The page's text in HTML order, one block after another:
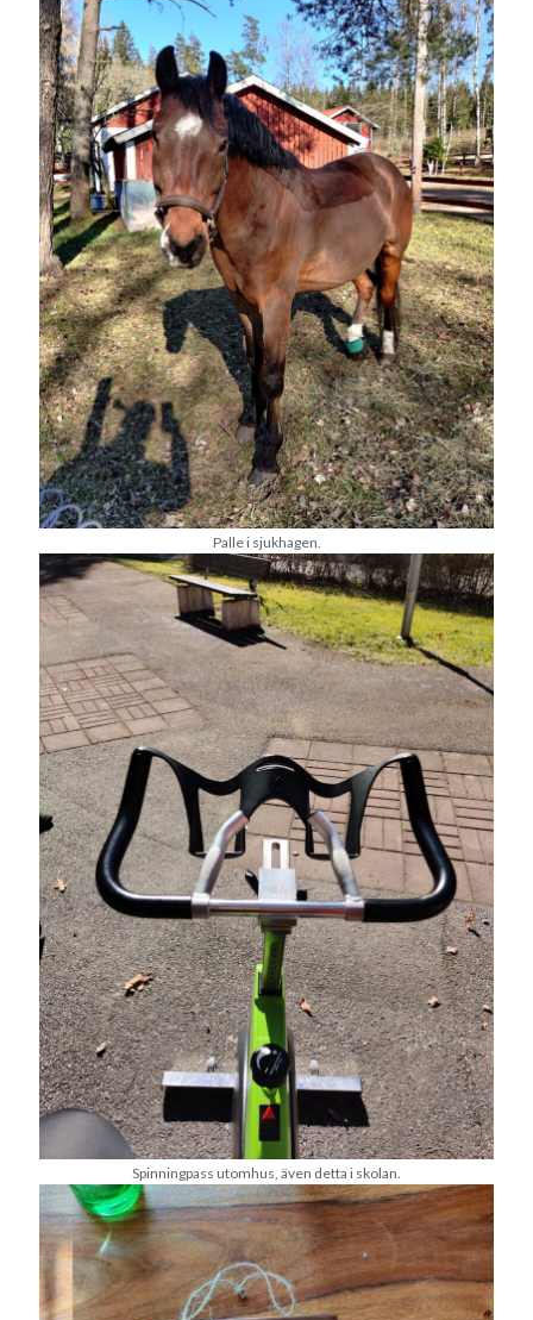
Källhults Spotless
(163)
Min Träning(220)
Ninlil(35)
Personligt/Åsikter(161)
Resor(111)
Tävling(159)
Träningar(63)
Utrustning(47)
Senaste kommentarerna
EllenomVINST!!!
CamillaomVINST!!!
EllenomJOSEF
EllenomSPAM
CamillaomSPAM
april 2023
M O T F L
S
1
2
3
4 5 6 7
9
10
11 12 13 14
16
17
18 19 20 21 22
23
24
26 27 28 29 30
« mar maj »
Arkiv
augusti 2026
juli 2026
juni 2026
maj 2026
april 2026
mars 2026
februari 2026
januari 2026
december 2025
november 2025
oktober 2025
september 2025
augusti 2025
Palle i sjukhagen.
Spinningpass utomhus, även detta i skolan.